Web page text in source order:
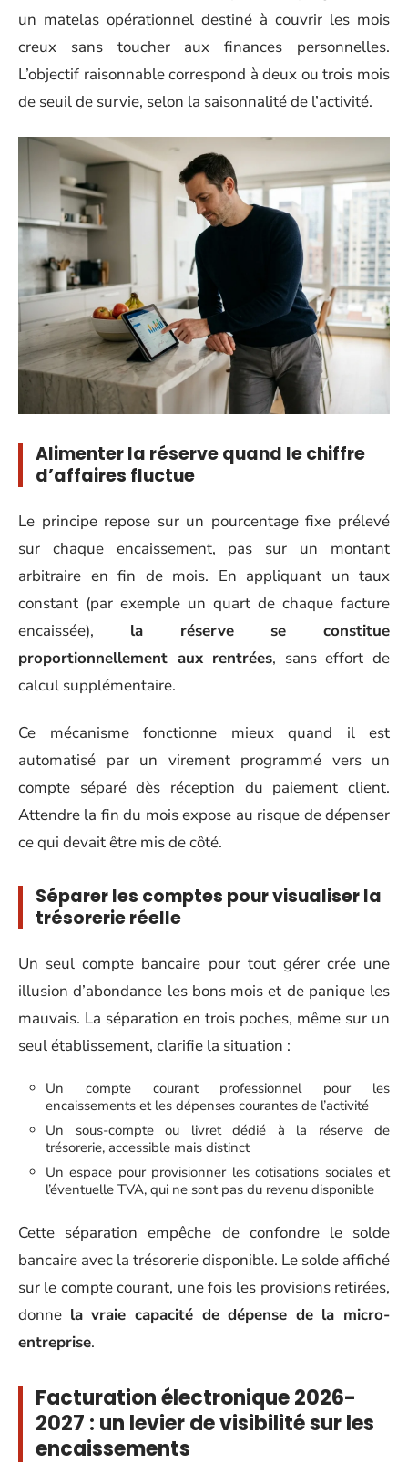
un matelas opérationnel destiné à couvrir les mois
creux sans toucher aux finances personnelles.
L’objectif raisonnable correspond à deux ou trois mois
de seuil de survie, selon la saisonnalité de l’activité.
Alimenter la réserve quand le chiffre
d’affaires fluctue
Le principe repose sur un pourcentage fixe prélevé
sur chaque encaissement, pas sur un montant
arbitraire en fin de mois. En appliquant un taux
constant (par exemple un quart de chaque facture
encaissée), la réserve se constitue
proportionnellement aux rentrées, sans effort de
calcul supplémentaire.
Ce mécanisme fonctionne mieux quand il est
automatisé par un virement programmé vers un
compte séparé dès réception du paiement client.
Attendre la fin du mois expose au risque de dépenser
ce qui devait être mis de côté.
Séparer les comptes pour visualiser la
trésorerie réelle
Un seul compte bancaire pour tout gérer crée une
illusion d’abondance les bons mois et de panique les
mauvais. La séparation en trois poches, même sur un
seul établissement, clarifie la situation :
Un compte courant professionnel pour les
encaissements et les dépenses courantes de l’activité
Un sous-compte ou livret dédié à la réserve de
trésorerie, accessible mais distinct
Un espace pour provisionner les cotisations sociales et
l’éventuelle TVA, qui ne sont pas du revenu disponible
Cette séparation empêche de confondre le solde
bancaire avec la trésorerie disponible. Le solde affiché
sur le compte courant, une fois les provisions retirées,
donne la vraie capacité de dépense de la micro-
entreprise.
Facturation électronique 2026-
2027 : un levier de visibilité sur les
encaissements